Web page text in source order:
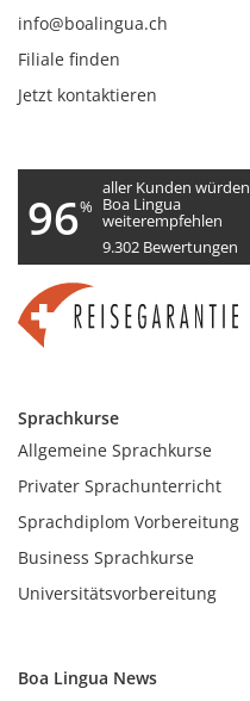
info@boalingua.ch
Filiale finden
Jetzt kontaktieren
96%
aller Kunden würden
Boa Lingua
weiterempfehlen
9.302 Bewertungen
Sprachkurse
Allgemeine Sprachkurse
Privater Sprachunterricht
Sprachdiplom Vorbereitung
Business Sprachkurse
Universitätsvorbereitung
Boa Lingua News